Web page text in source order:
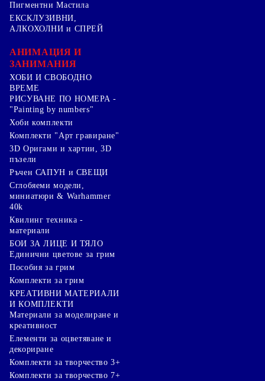
Пигментни Мастила
ЕКСКЛУЗИВНИ,
АЛКОХОЛНИ и СПРЕЙ
АНИМАЦИЯ И
ЗАНИМАНИЯ
ХОБИ И СВОБОДНО
ВРЕМЕ
РИСУВАНЕ ПО НОМЕРА -
"Painting by numbers"
Хоби комплекти
Комплекти "Арт гравиране"
3D Оригами и хартии, 3D
пъзели
Ръчен САПУН и СВЕЩИ
Сглобяеми модели,
миниатюри & Warhammer
40k
Квилинг техника -
материали
БОИ ЗА ЛИЦЕ И ТЯЛО
Единични цветове за грим
Пособия за грим
Комплекти за грим
КРЕАТИВНИ МАТЕРИАЛИ
И КОМПЛЕКТИ
Mатериали за моделиране и
креативност
Елементи за оцветяване и
декориране
Комплекти за творчество 3+
Комплекти за творчество 7+